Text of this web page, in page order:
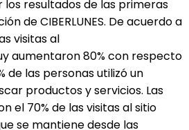
los resultados de las primeras
de CIBERLUNES. De acuerdo a
visitas al
aumentaron 80% con respecto
de las personas utilizó un
productos y servicios. Las
el 70% de las visitas al sitio
se mantiene desde las